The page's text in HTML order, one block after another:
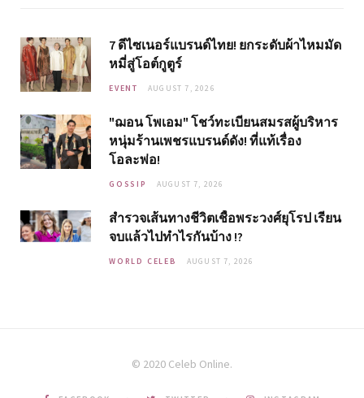
7 ดีไซเนอร์แบรนด์ไทย! ยกระดับผ้าไหมมัด
หมี่สู่โอต์กูตูร์
EVENT AUGUST 7, 2026
"ฌอน โพเอม" โชว์ทะเบียนสมรสผู้บริหาร
หนุ่มร้านเพชรแบรนด์ดัง! ที่แท้เรื่อง
โอละพ่อ!
GOSSIP AUGUST 7, 2026
สำรวจเส้นทางชีวิตเชื้อพระวงศ์ยุโรป เรียน
จบแล้วไปทำไรกันบ้าง !?
WORLD CELEB AUGUST 7, 2026
© 2020 Celeb Online.